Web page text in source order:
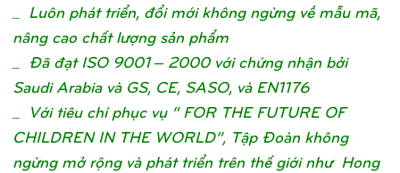
_ Luôn phát triển, đổi mới không ngừng về mẫu mã,
nâng cao chất lượng sản phẩm
_ Đã đạt ISO 9001 – 2000 với chứng nhận bởi
Saudi Arabia và GS, CE, SASO, và EN1176
_ Với tiêu chí phục vụ “ FOR THE FUTURE OF
CHILDREN IN THE WORLD”, Tập Đoàn không
ngừng mở rộng và phát triển trên thế giới như Hong